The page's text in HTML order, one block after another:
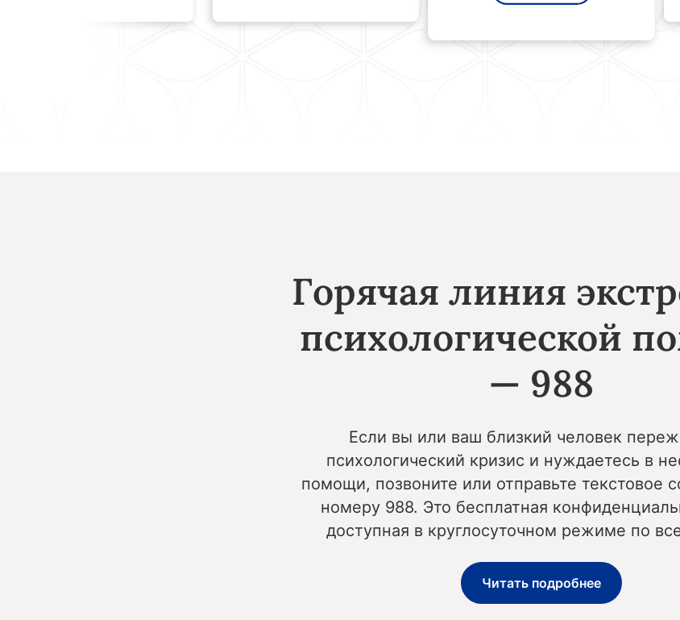
Горячая линия
психологической
— 988
Если вы или ваш близкий человек
психологический кризис и нуждаетесь в
помощи, позвоните или отправьте текстовое
номеру 988. Это бесплатная
доступная в круглосуточном режиме по
Читать подробнее